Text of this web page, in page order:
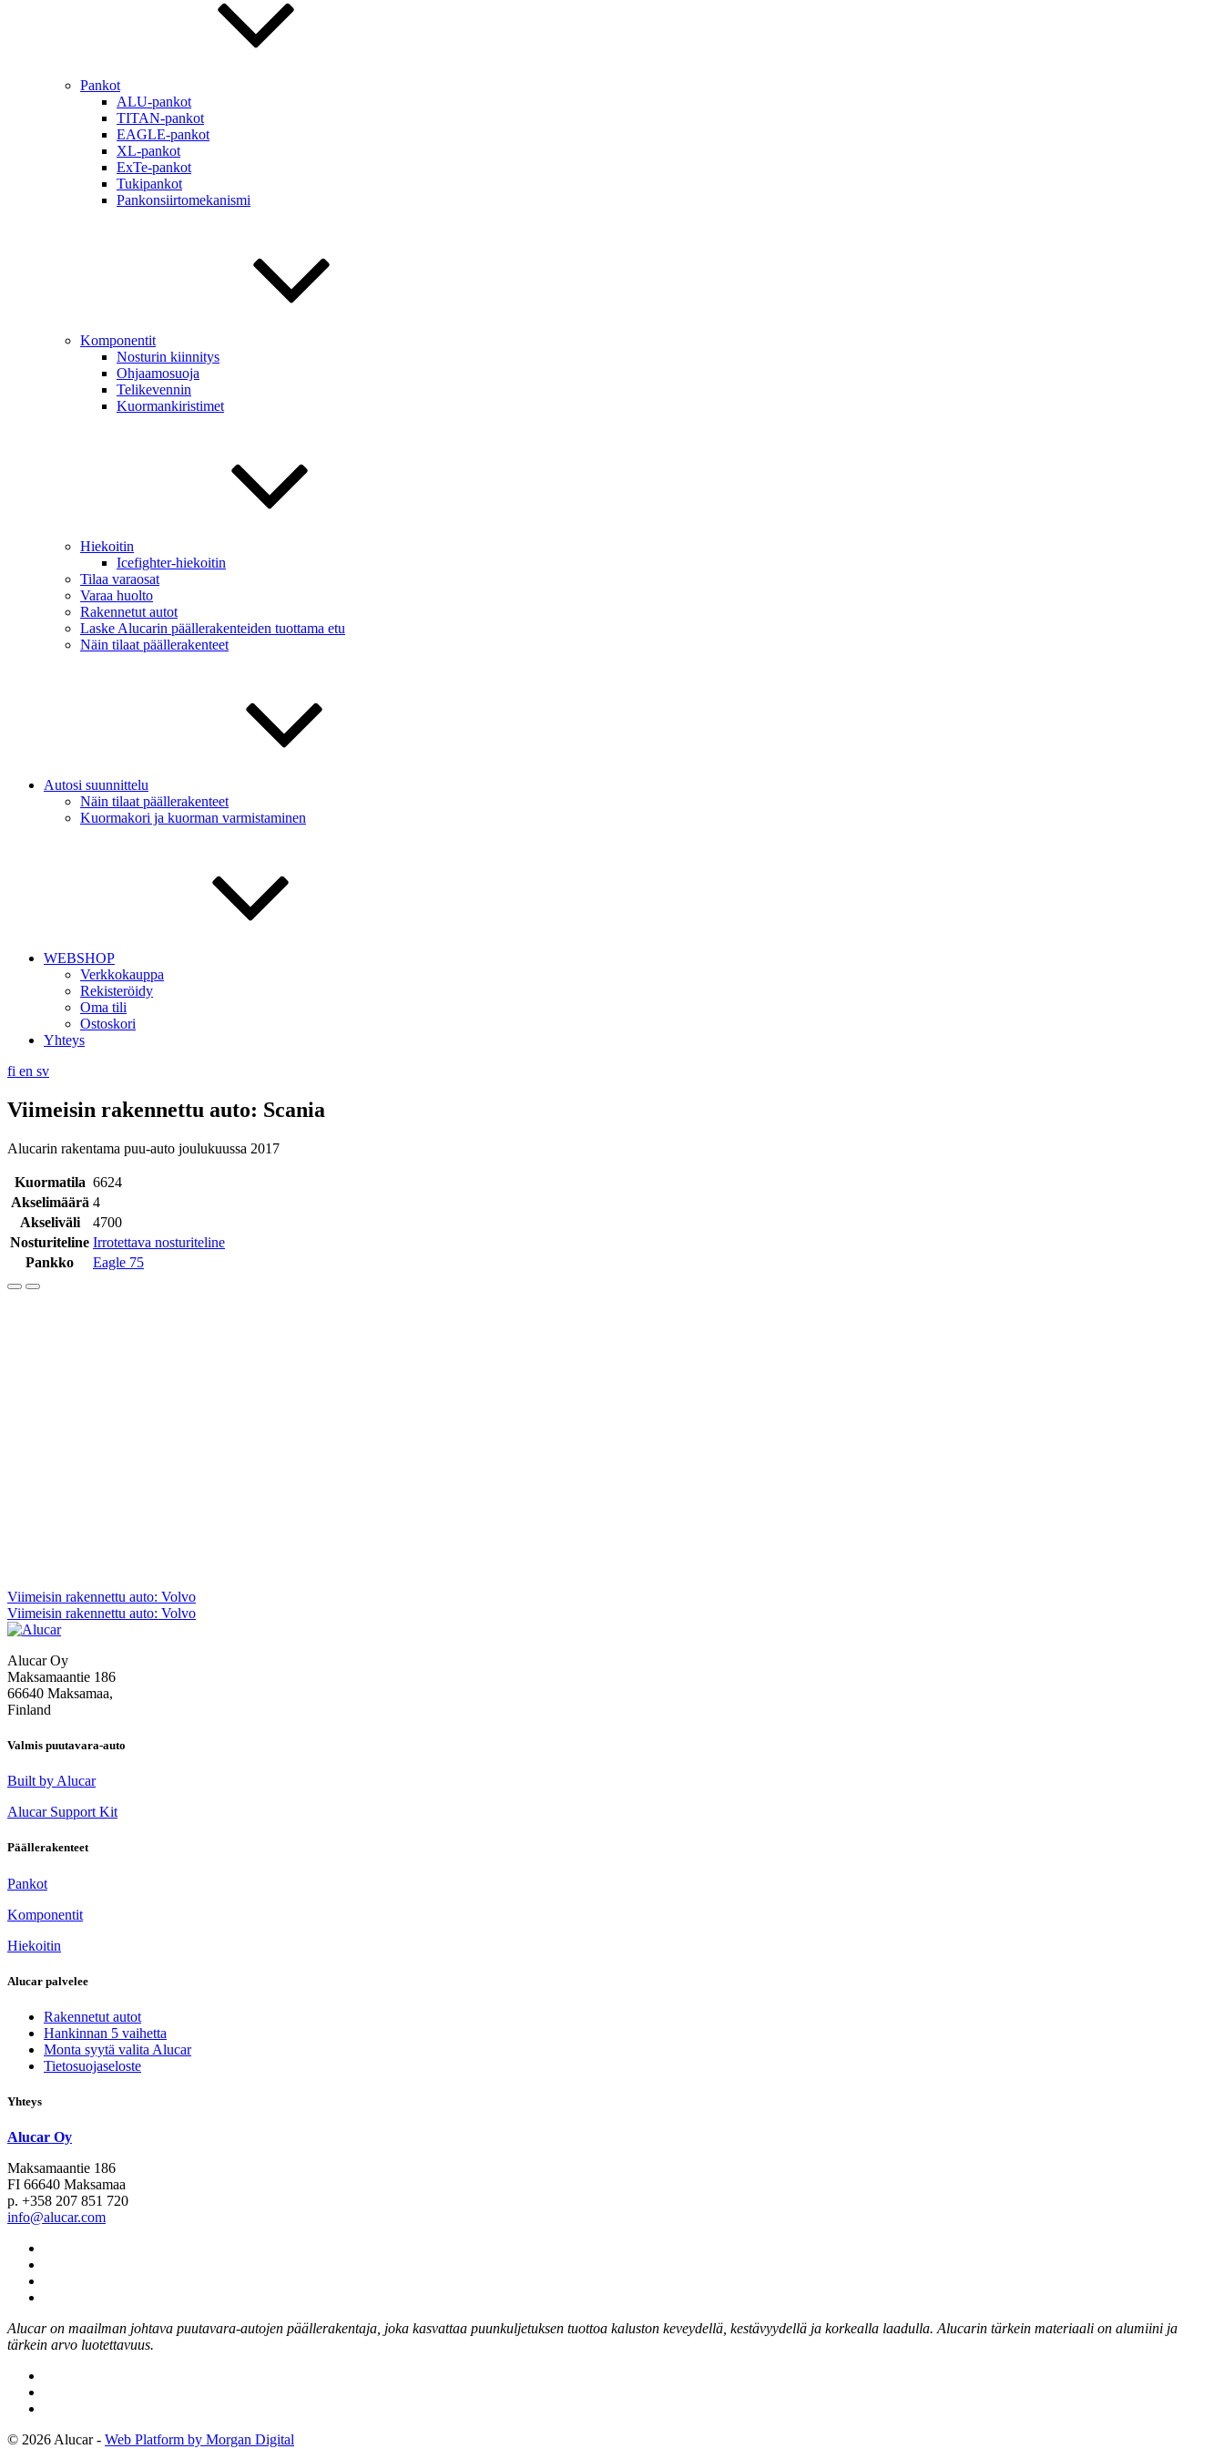
Pankot
ALU-pankot
TITAN-pankot
EAGLE-pankot
XL-pankot
ExTe-pankot
Tukipankot
Pankonsiirtomekanismi
Komponentit
Nosturin kiinnitys
Ohjaamosuoja
Telikevennin
Kuormankiristimet
Hiekoitin
Icefighter-hiekoitin
Tilaa varaosat
Varaa huolto
Rakennetut autot
Laske Alucarin päällerakenteiden tuottama etu
Näin tilaat päällerakenteet
Autosi suunnittelu
Näin tilaat päällerakenteet
Kuormakori ja kuorman varmistaminen
WEBSHOP
Verkkokauppa
Rekisteröidy
Oma tili
Ostoskori
Yhteys
fi en sv
Viimeisin rakennettu auto: Scania
Alucarin rakentama puu-auto joulukuussa 2017
Kuormatila 6624
Akselimäärä 4
Akseliväli
4700
Nosturiteline Irrotettava nosturiteline
Pankko
Eagle 75
Artikkelien
selaus
Viimeisin rakennettu auto: Volvo
Viimeisin rakennettu auto: Volvo
Alucar Oy
Maksamaantie 186
66640 Maksamaa,
Finland
Valmis puutavara-auto
Built by Alucar
Alucar Support Kit
Päällerakenteet
Pankot
Komponentit
Hiekoitin
Alucar palvelee
Rakennetut autot
Hankinnan 5 vaihetta
Monta syytä valita Alucar
Tietosuojaseloste
Yhteys
Alucar Oy
Maksamaantie 186
FI 66640 Maksamaa
p. +358 207 851 720
info@alucar.com
Alucar on maailman johtava puutavara-autojen päällerakentaja, joka kasvattaa puunkuljetuksen tuottoa kaluston keveydellä, kestävyydellä ja korkealla laadulla. Alucarin tärkein materiaali on alumiini ja
tärkein arvo luotettavuus.
© 2026 Alucar - Web Platform by Morgan Digital